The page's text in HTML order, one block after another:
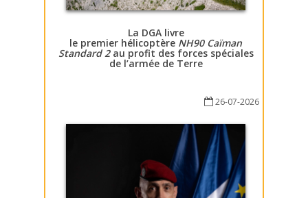
La DGA livre
le premier hélicoptère NH90 Caïman
Standard 2au profit des forces spéciales
de l’armée de Terre
26-07-2026